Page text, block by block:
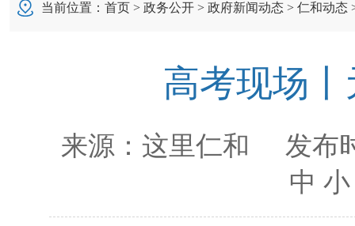
当前位置： 首页 > 政务公开 > 政府新闻动态 > 仁和动态
高考现场
来源： 这里仁和 发布
中 小